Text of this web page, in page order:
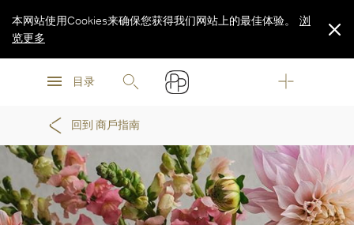
浏
目录
本网站使用Cookies来确保您获得我们网站上的最佳体验。
浏
览更多
回到 商戶指南